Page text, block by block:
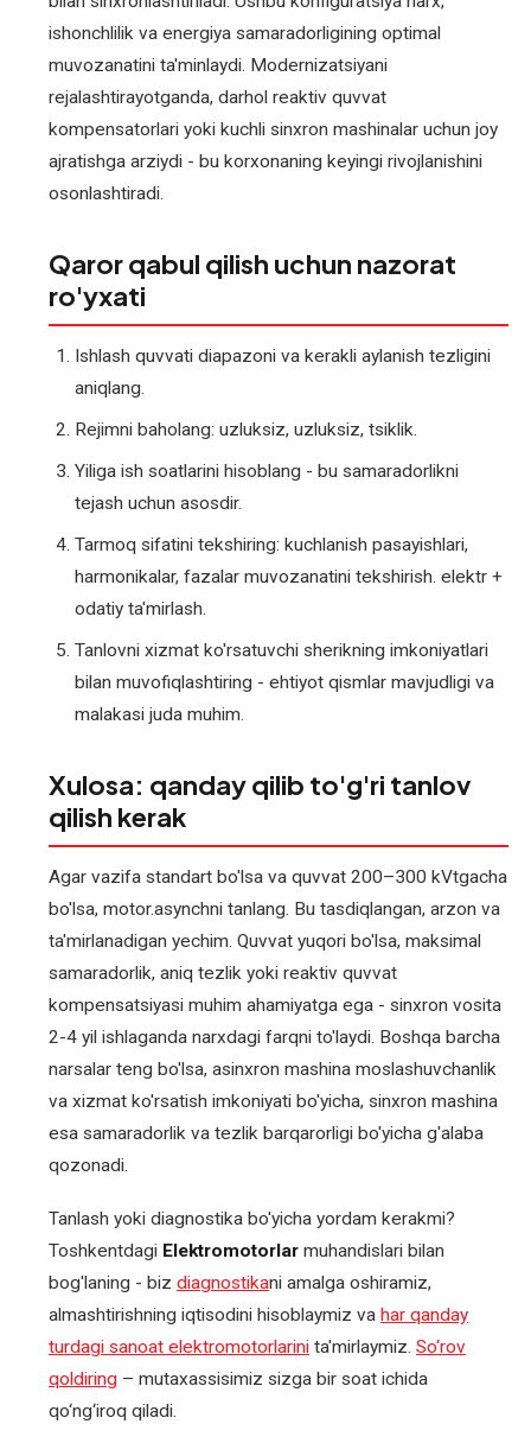
ishonchlilik va energiya samaradorligining optimal
muvozanatini ta'minlaydi. Modernizatsiyani
rejalashtirayotganda, darhol reaktiv quvvat
kompensatorlari yoki kuchli sinxron mashinalar uchun joy
ajratishga arziydi - bu korxonaning keyingi rivojlanishini
osonlashtiradi.
Qaror qabul qilish uchun nazorat
ro'yxati
Ishlash quvvati diapazoni va kerakli aylanish tezligini
aniqlang.
Rejimni baholang: uzluksiz, uzluksiz, tsiklik.
Yiliga ish soatlarini hisoblang - bu samaradorlikni
tejash uchun asosdir.
Tarmoq sifatini tekshiring: kuchlanish pasayishlari,
harmonikalar, fazalar muvozanatini tekshirish. elektr +
odatiy ta'mirlash.
Tanlovni xizmat ko'rsatuvchi sherikning imkoniyatlari
bilan muvofiqlashtiring - ehtiyot qismlar mavjudligi va
malakasi juda muhim.
Xulosa: qanday qilib to'g'ri tanlov
qilish kerak
Agar vazifa standart bo'lsa va quvvat 200–300 kVtgacha
bo'lsa, motor.asynchni tanlang. Bu tasdiqlangan, arzon va
ta'mirlanadigan yechim. Quvvat yuqori bo'lsa, maksimal
samaradorlik, aniq tezlik yoki reaktiv quvvat
kompensatsiyasi muhim ahamiyatga ega - sinxron vosita
2-4 yil ishlaganda narxdagi farqni to'laydi. Boshqa barcha
narsalar teng bo'lsa, asinxron mashina moslashuvchanlik
va xizmat ko'rsatish imkoniyati bo'yicha, sinxron mashina
esa samaradorlik va tezlik barqarorligi bo'yicha g'alaba
qozonadi.
Tanlash yoki diagnostika bo'yicha yordam kerakmi?
Toshkentdagi Elektromotorlar muhandislari bilan
bog'laning - biz diagnostikani amalga oshiramiz,
almashtirishning iqtisodini hisoblaymiz va har qanday
turdagi sanoat elektromotorlarini ta'mirlaymiz. So‘rov
qoldiring – mutaxassisimiz sizga bir soat ichida
qo‘ng‘iroq qiladi.